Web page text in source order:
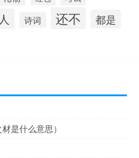
诗词 还不 都是
是什么意思）